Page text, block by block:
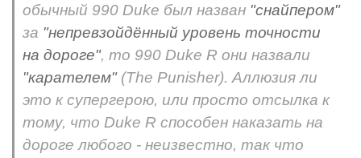
обычный 990 Duke был назван "снайпером"
за "непревзойдённый уровень точности
на дороге", то 990 Duke R они назвали
"карателем"(The Punisher). Аллюзия ли
это к супергерою, или просто отсылка к
тому, что Duke R способен наказать на
дороге любого - неизвестно, так что